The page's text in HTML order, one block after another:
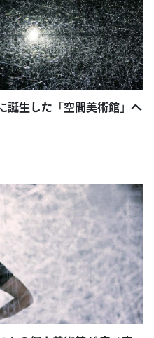
誕生した「空間美術館」へ